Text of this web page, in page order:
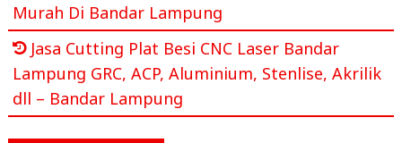
Murah Di Bandar Lampung
Jasa Cutting Plat Besi CNC Laser Bandar
Lampung GRC, ACP, Aluminium, Stenlise, Akrilik
dll – Bandar Lampung